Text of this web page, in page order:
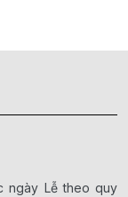
ngày Lễ theo quy